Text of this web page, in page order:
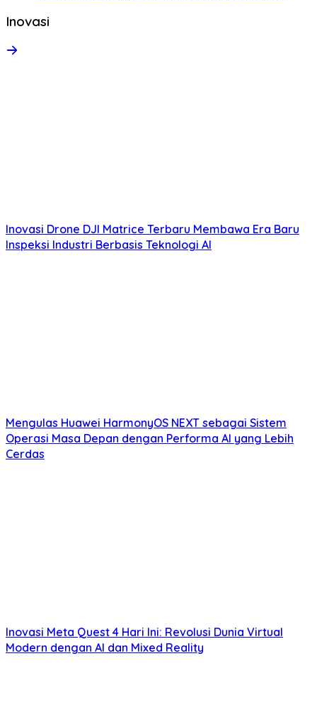
Inovasi
Inovasi Drone DJI Matrice Terbaru Membawa Era Baru
Inspeksi Industri Berbasis Teknologi AI
Mengulas Huawei HarmonyOS NEXT sebagai Sistem
Operasi Masa Depan dengan Performa AI yang Lebih
Cerdas
Inovasi Meta Quest 4 Hari Ini: Revolusi Dunia Virtual
Modern dengan AI dan Mixed Reality